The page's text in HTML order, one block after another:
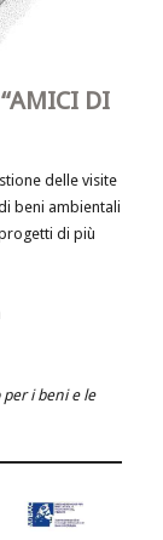
DI
delle visite
beni ambientali
di più
i beni e le